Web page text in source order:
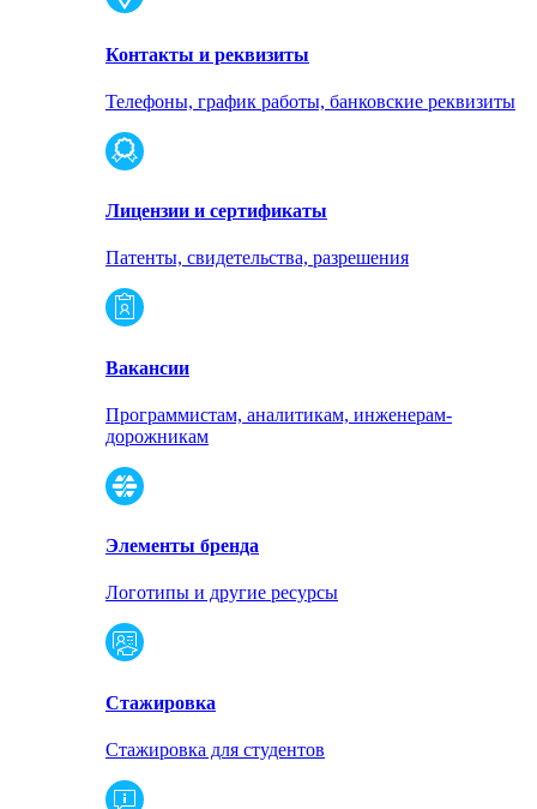
Контакты и реквизиты
Телефоны, график работы, банковские реквизиты
Лицензии и сертификаты
Патенты, свидетельства, разрешения
Вакансии
Программистам, аналитикам, инженерам-
дорожникам
Элементы бренда
Логотипы и другие ресурсы
Стажировка
Стажировка для студентов